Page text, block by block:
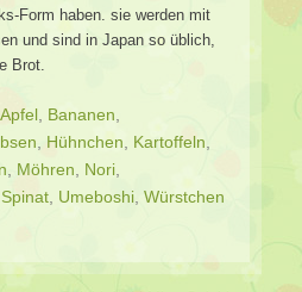
Form haben. sie werden mit
und sind in Japan so üblich,
Brot.
Apfel Bananen
Hühnchen Kartoffeln
Möhren Nori
Spinat Umeboshi Würstchen